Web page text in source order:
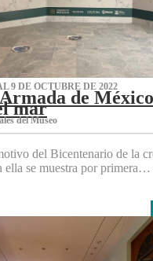
9 DE OCTUBRE DE 2022
de
mar
del Museo‌
del Bicentenario de la
se muestra por primera…